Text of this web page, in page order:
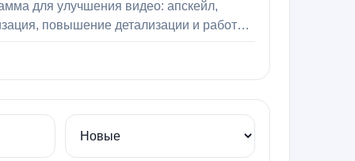
для улучшения видео: апскейл,
повышение детализации и работа с